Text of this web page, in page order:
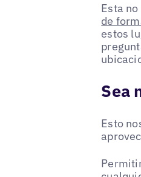
Esta
de
estos
Sea
Esto